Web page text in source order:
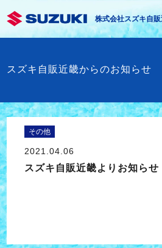
株式会社スズキ自
スズキ自販近畿からのお知らせ
その他
2021.04.06
スズキ自販近畿よりお知らせ